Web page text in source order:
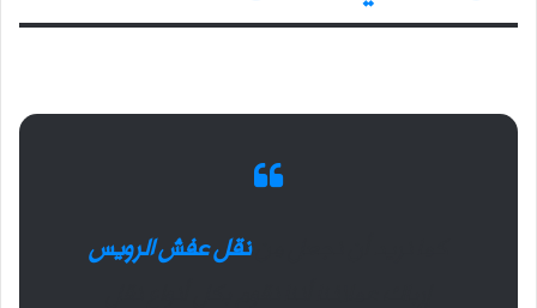
كما نريد أن نجعل مننقل عفش الرويس